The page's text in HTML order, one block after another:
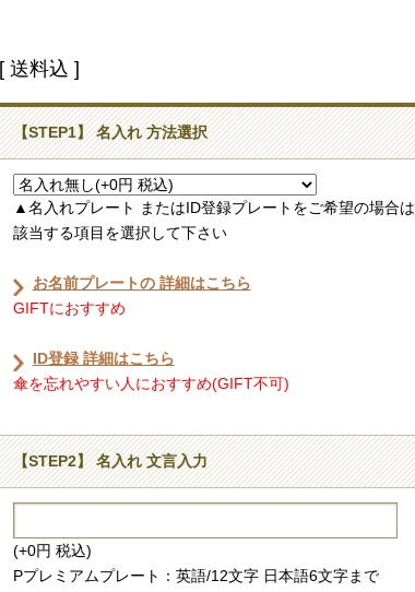
[ 送料込 ]
【STEP1】 名入れ 方法選択
▲名入れプレート またはID登録プレートをご希望の場合は
該当する項目を選択して下さい
お名前プレートの 詳細はこちら
GIFTにおすすめ
ID登録 詳細はこちら
傘を忘れやすい人におすすめ(GIFT不可)
【STEP2】 名入れ 文言入力
(+0円 税込)
Pプレミアムプレート：英語/12文字 日本語6文字まで